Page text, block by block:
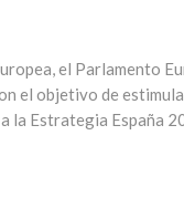
el Parlamento
el objetivo de
la Estrategia España